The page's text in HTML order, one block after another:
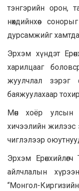
тэнгэрийн орон,
нөхдийнхөө
дурсамжийг
Эрхэм хүндэт
харилцааг
жуулчлал зэрэг
баяжуулахаар
Мөн хоёр улсын
хичээлийн жилээс
чиглэлээр
Эрхэм
айлчлалын
“Монгол-